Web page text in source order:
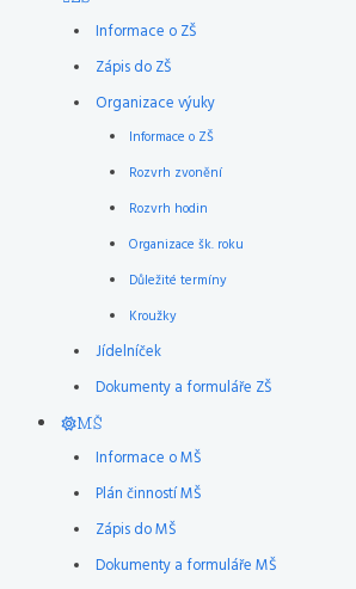
Informace o ZŠ
Zápis do ZŠ
Organizace výuky
Informace o ZŠ
Rozvrh zvonění
Rozvrh hodin
Organizace šk. roku
Důležité termíny
Kroužky
Jídelníček
Dokumenty a formuláře ZŠ
MŠ
Informace o MŠ
Plán činností MŠ
Zápis do MŠ
Dokumenty a formuláře MŠ